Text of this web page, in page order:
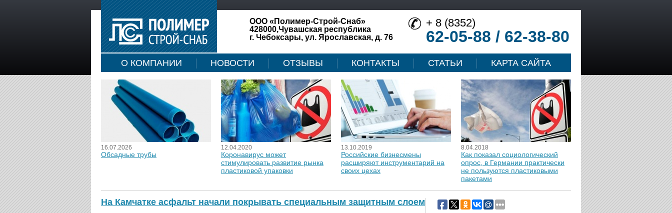
ООО «Полимер-Строй-Снаб»
428000,Чувашская республика
г. Чебоксары, ул. Ярославская, д. 76
+ 8 (8352)
62-05-88 / 62-38-80
О КОМПАНИИ НОВОСТИ ОТЗЫВЫ КОНТАКТЫ СТАТЬИ КАРТА САЙТА
16.07.2026
Обсадные трубы
12.04.2020
Коронавирус может
стимулировать развитие рынка
пластиковой упаковки
13.10.2019
Российские бизнесмены
расширяют инструментарий на
своих цехах
8.04.2018
Как показал социологический
опрос, в Германии практически
не пользуются пластиковыми
пакетами
На Камчатке асфальт начали покрывать специальным защитным слоем